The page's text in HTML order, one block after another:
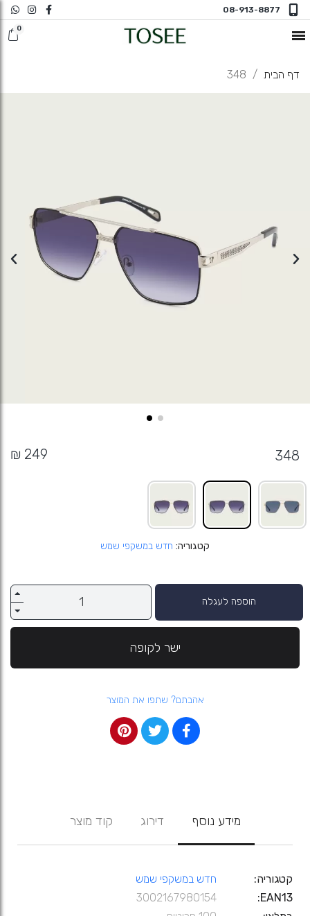
08-913-8877
חדש במשקפי ראיה
דף הבית 348
348
קטגוריה חדש במשקפי שמש
הוספה לעגלה
ישר לקופה
אהבתם? שתפו את המוצר
מידע נוסף דירוג קוד מוצר
קטגוריה
חדש במשקפי שמש
EAN13
3002167980154